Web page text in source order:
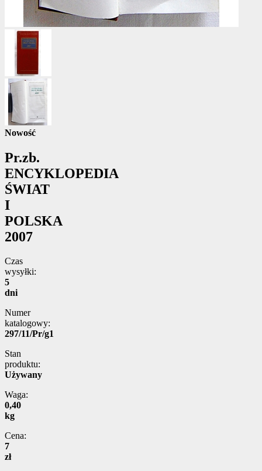
Nowość
Pr.zb.
ENCYKLOPEDIA
ŚWIAT
I
POLSKA
2007
Czas
wysyłki:
5
dni
Numer
katalogowy:
297/11/Pr/g1
Stan
produktu:
Używany
Waga:
0,40
kg
Cena:
7
zł